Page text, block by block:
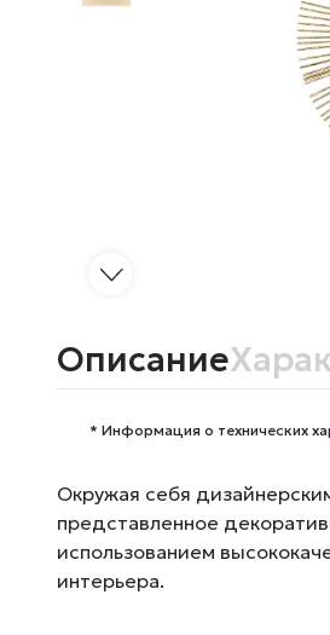
Описание
* Информация о технических
Окружая себя
представленное
использованием
интерьера.